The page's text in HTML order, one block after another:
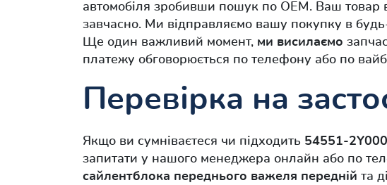
автомобіля зробивши пошук по OEM. Ваш товар
завчасно. Ми відправляємо вашу покупку в
Ще один важливий момент, ми висилаємо
платежу обговорюється по телефону або по
Перевірка на
Якщо ви сумніваєтеся чи підходить 54551-
запитати у нашого менеджера онлайн або по
сайлентблока переднього важеля передній та